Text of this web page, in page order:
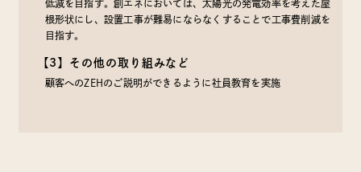
低減を目指す。創エネにおいては、太陽光の発電効率を考えた屋
根形状にし、設置工事が難易にならなくすることで工事費削減を
目指す。
【3】その他の取り組みなど
顧客へのZEHのご説明ができるように社員教育を実施